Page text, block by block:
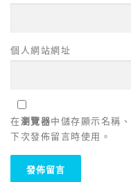
個人網站網址
在瀏覽器中儲存顯示名稱
下次發佈留言時使用。